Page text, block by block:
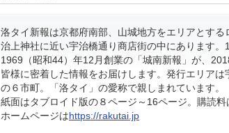
洛タイ新報は京都府南部、山城地方をエリアとす
治上神社に近い宇治橋通り商店街の中にあります
1969（昭和44）年12月創業の「城南新報」が、
皆様に密着した情報をお届けします。発行エリア
の６市町。「洛タイ」の愛称で親しまれています。
紙面はタブロイド版の８ページ～16ページ。購読
ホームページはhttps://rakutai.jp